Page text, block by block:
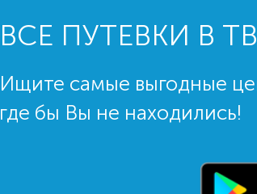
ВСЕ ПУТЕВКИ В
Ищите самые выгодные
где бы Вы не находились!